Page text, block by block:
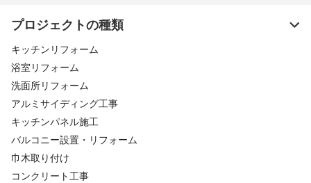
プロジェクトの種類
キッチンリフォーム
浴室リフォーム
洗面所リフォーム
アルミサイディング工事
キッチンパネル施工
バルコニー設置・リフォーム
巾木取り付け
コンクリート工事